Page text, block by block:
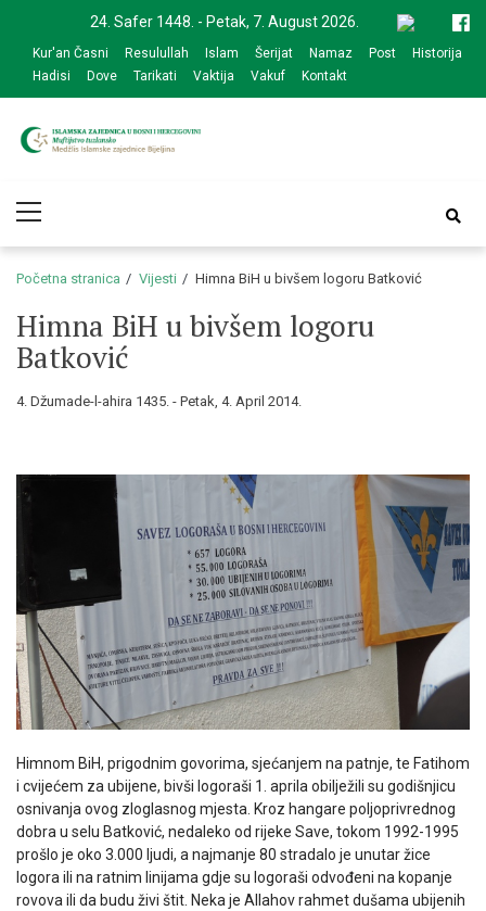
navigation
content
24. Safer 1448. - Petak, 7. August 2026.
Kur'an Časni Resulullah Islam Šerijat Namaz Post
Historija
Hadisi
Dove Tarikati Vaktija Vakuf Kontakt
zajednice Bijeljina
Menu
Početna stranica Vijesti Himna BiH u bivšem logoru Batković
Himna BiH u bivšem logoru
Batković
4. Džumade-l-ahira 1435. - Petak, 4. April 2014.
Himnom BiH, prigodnim govorima, sjećanjem na patnje, te Fatihom
i cvijećem za ubijene, bivši logoraši 1. aprila obilježili su godišnjicu
osnivanja ovog zloglasnog mjesta. Kroz hangare poljoprivrednog
dobra u selu Batković, nedaleko od rijeke Save, tokom 1992-1995
prošlo je oko 3.000 ljudi, a najmanje 80 stradalo je unutar žice
logora ili na ratnim linijama gdje su logoraši odvođeni na kopanje
rovova ili da budu živi štit. Neka je Allahov rahmet dušama ubijenih